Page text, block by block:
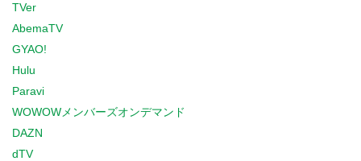
TVer
AbemaTV
GYAO!
Hulu
Paravi
WOWOWメンバーズオンデマンド
DAZN
dTV